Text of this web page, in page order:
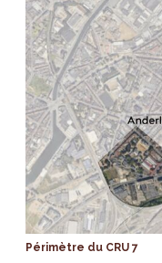
Périmètre du CRU 7